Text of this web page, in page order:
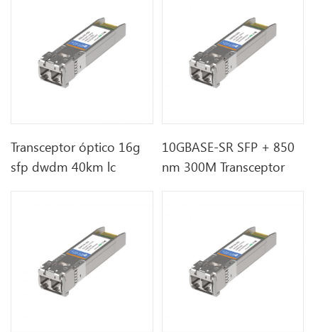
Transceptor óptico 16g
sfp dwdm 40km lc
10GBASE-SR SFP + 850
nm 300M Transceptor